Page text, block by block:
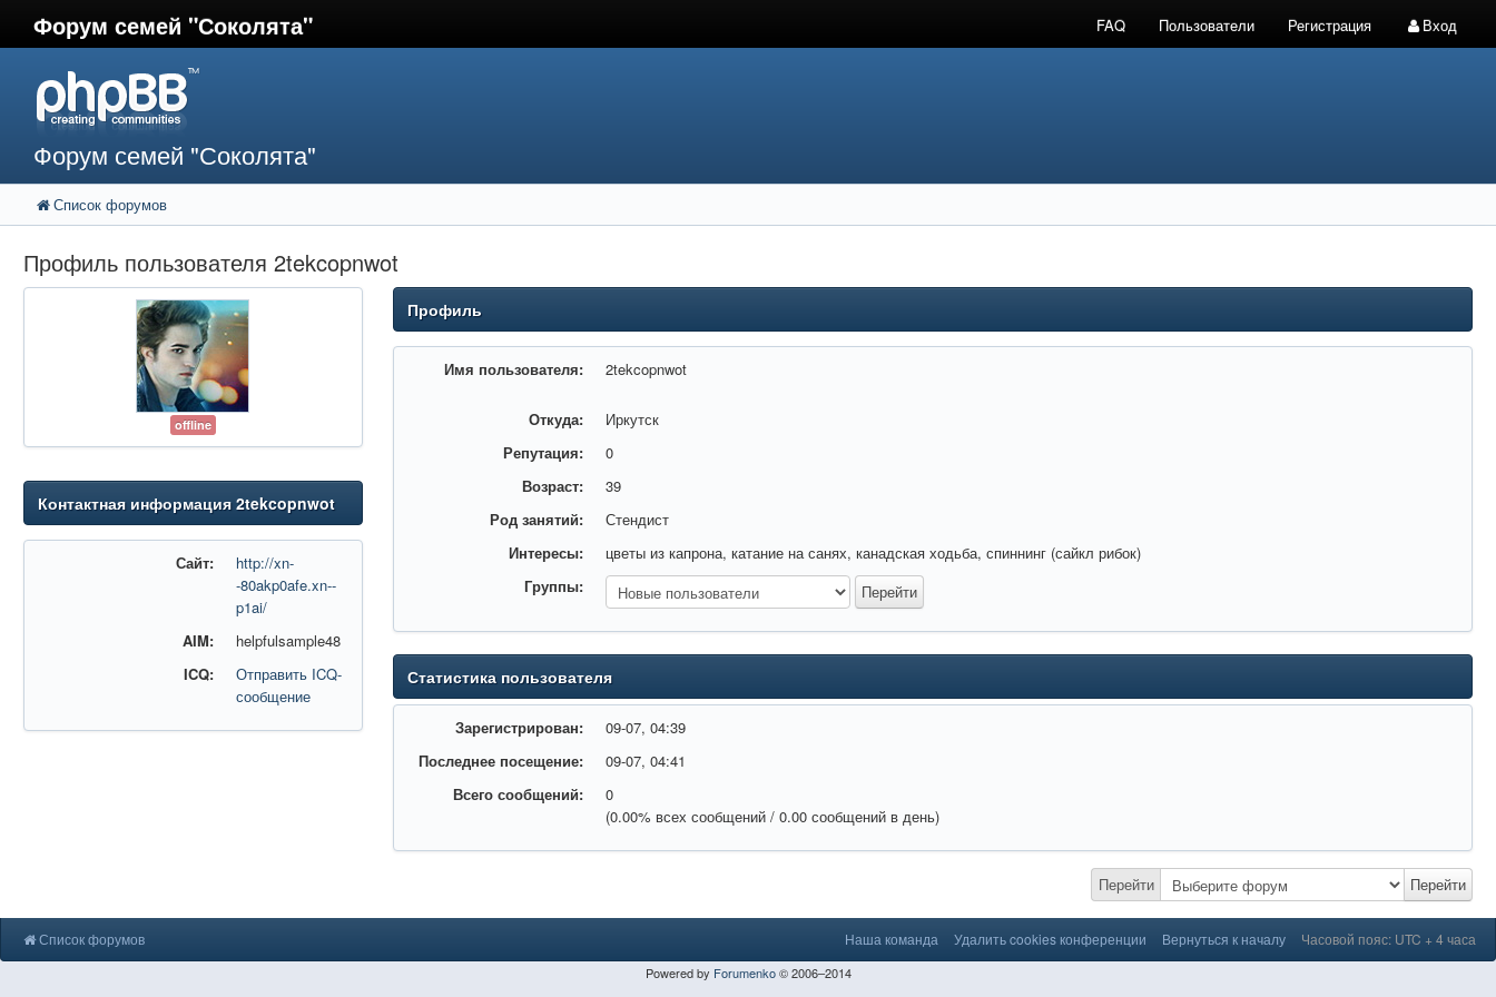
Форум семей "Соколята" FAQ Пользователи Регистрация Вход
Форум семей "Соколята"
Список форумов
Профиль пользователя 2tekcopnwot
offline
Контактная информация 2tekcopnwot
Сайт:
http://xn-
-80akp0afe.xn--
p1ai/
AIM:
helpfulsample48
ICQ:
Отправить ICQ-
сообщение
Профиль
Имя пользователя: 2tekcopnwot
Откуда:
Иркутск
Репутация:
0
Возраст:
39
Род занятий:
Стендист
Интересы:
цветы из капрона, катание на санях, канадская ходьба, спиннинг (сайкл рибок)
Группы:
Статистика пользователя
Зарегистрирован:
09-07, 04:39
Последнее посещение:
09-07, 04:41
Всего сообщений:
0
(0.00% всех сообщений / 0.00 сообщений в день)
Перейти Перейти
Список форумов Наша команда Удалить cookies конференции Вернуться к началу Часовой пояс: UTC + 4 часа
Powered by Forumenko© 2006–2014